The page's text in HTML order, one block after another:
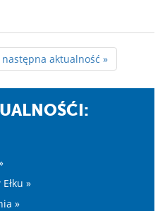
następna aktualność »
»
»